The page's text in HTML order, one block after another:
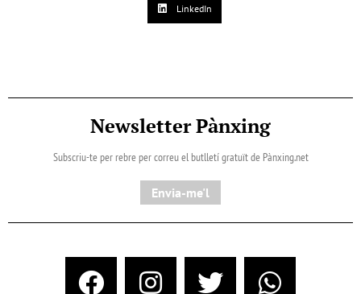
LinkedIn
Newsletter Pànxing
Subscriu-te per rebre per correu el butlletí gratuït de Pànxing.net​
Envia-me'l